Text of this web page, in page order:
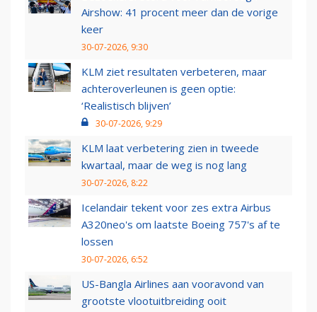
Airshow: 41 procent meer dan de vorige
keer
30-07-2026, 9:30
KLM ziet resultaten verbeteren, maar
achteroverleunen is geen optie:
‘Realistisch blijven’
30-07-2026, 9:29
KLM laat verbetering zien in tweede
kwartaal, maar de weg is nog lang
30-07-2026, 8:22
Icelandair tekent voor zes extra Airbus
A320neo's om laatste Boeing 757's af te
lossen
30-07-2026, 6:52
US-Bangla Airlines aan vooravond van
grootste vlootuitbreiding ooit